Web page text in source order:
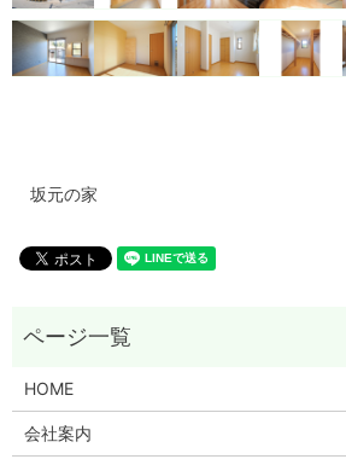
坂元の家
HOME
会社案内